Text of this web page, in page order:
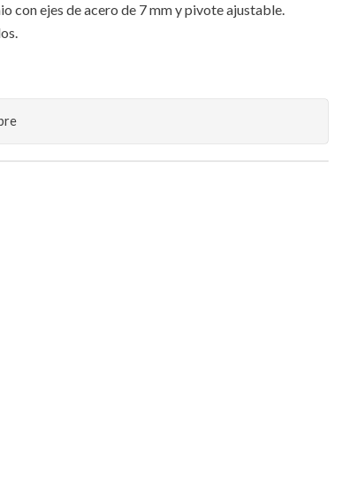
con ejes de acero de 7 mm y pivote ajustable.